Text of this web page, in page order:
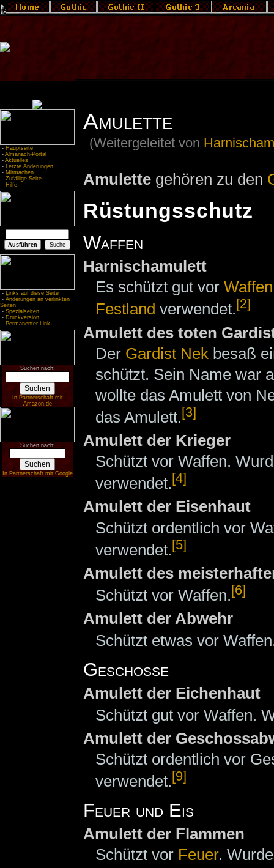
- Hauptseite
- Almanach-Portal
- Aktuelles
- Letzte Änderungen
- Mitmachen
- Zufällige Seite
- Hilfe
- Links auf diese Seite
- Änderungen an verlinkten
Seiten
- Spezialseiten
- Druckversion
- Permanenter Link
Suchen nach:
In Partnerschaft mit
Amazon.de
Suchen nach:
In Partnerschaft mit Google
Amulette
(Weitergeleitet von
Amulettegehören zu den
Rüstungsschutz
Waffen
Harnischamulett
Es schützt gut vor Waffen
Festland verwendet. [2]
Amulett des toten
Der Gardist Nek besaß
schützt. Sein Name war
wollte das Amulett von
das Amulett.[3]
Amulett der Krieger
Schützt vor Waffen.
verwendet.[4]
Amulett der Eisenhaut
Schützt ordentlich vor
verwendet.[5]
Amulett des
Schützt vor Waffen.[6]
Amulett der Abwehr
Schützt etwas vor
Geschosse
Amulett der Eichenhaut
Schützt gut vor Waffen.
Amulett der
Schützt ordentlich vor
verwendet. [9]
Feuer und Eis
Amulett der Flammen
Schützt vor Feuer.